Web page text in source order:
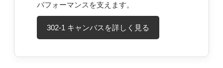
パフォーマンスを支えます。
302-1 キャンバスを詳しく見る